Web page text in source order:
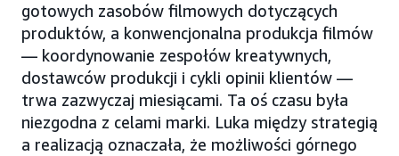
gotowych zasobów filmowych dotyczących
produktów, a konwencjonalna produkcja filmów
— koordynowanie zespołów kreatywnych,
dostawców produkcji i cykli opinii klientów —
trwa zazwyczaj miesiącami. Ta oś czasu była
niezgodna z celami marki. Luka między strategią
a realizacją oznaczała, że możliwości górnego